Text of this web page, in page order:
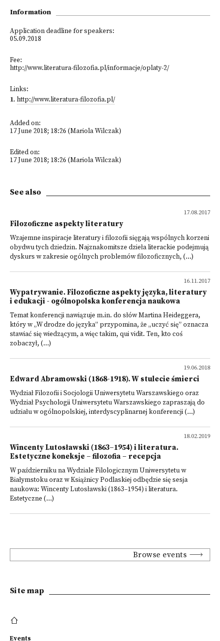
Information
Application deadline for speakers:
05.09.2018
Fee:
http://www.literatura-filozofia.pl/informacje/oplaty-2/
Links:
1. http://www.literatura-filozofia.pl/
Added on:
17 June 2018; 18:26 (Mariola Wilczak)
Edited on:
17 June 2018; 18:26 (Mariola Wilczak)
See also
17.08.2017
Filozoficzne aspekty literatury
Wzajemne inspiracje literatury i filozofii sięgają wspólnych korzeni
obydwu tych dziedzin. Najznakomitsze dzieła literackie podejmują
dyskurs w zakresie ogólnych problemów filozoficznych, (...)
16.11.2017
Wypatrywanie. Filozoficzne aspekty języka, literatury
i edukacji - ogólnopolska konferencja naukowa
Temat konferencji nawiązuje m.in. do słów Martina Heideggera,
który w „W drodze do języka” przypomina, że „uczyć się” oznacza
stawiać się wiedzącym, a więc takim, qui vidit. Ten, kto coś
zobaczył, (...)
19.06.2018
Edward Abramowski (1868-1918). W stulecie śmierci
Wydział Filozofii i Socjologii Uniwersytetu Warszawskiego oraz
Wydział Psychologii Uniwersytetu Warszawskiego zapraszają do
udziału w ogólnopolskiej, interdyscyplinarnej konferencji (...)
18.02.2019
Wincenty Lutosławski (1863–1954) i literatura.
Estetyczne koneksje – filozofia – recepcja
W październiku na Wydziale Filologicznym Uniwersytetu w
Białymstoku oraz w Książnicy Podlaskiej odbędzie się sesja
naukowa: Wincenty Lutosławski (1863–1954) i literatura.
Estetyczne (...)
Browse events
Site map
Events